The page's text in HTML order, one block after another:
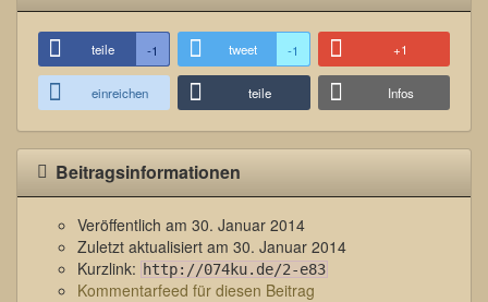
teile -1 tweet -1 +1
einreichen teile Infos
Beitragsinformationen
Veröffentlich am 30. Januar 2014
Zuletzt aktualisiert am 30. Januar 2014
Kurzlink: http://074ku.de/2-e83
Kommentarfeed für diesen Beitrag